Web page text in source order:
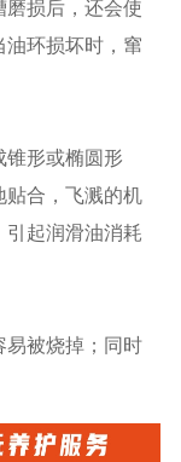
磨损后，还会使
油环损坏时，窜
锥形或椭圆形
贴合，飞溅的机
引起润滑油消耗
易被烧掉；同时